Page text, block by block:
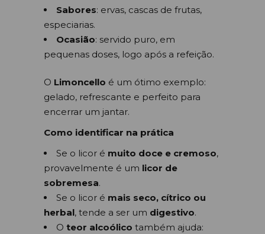
Sabores: ervas, cascas de frutas,
especiarias.
Ocasião: servido puro, em
pequenas doses, logo após a refeição.
O Limoncello é um ótimo exemplo:
gelado, refrescante e perfeito para
encerrar um jantar.
Como identificar na prática
Se o licor é muito doce e cremoso,
provavelmente é um licor de
sobremesa.
Se o licor é mais seco, cítrico ou
herbal, tende a ser um digestivo.
O teor alcoólico também ajuda: